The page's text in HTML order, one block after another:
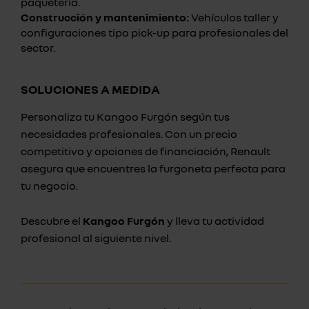
Construcción y mantenimiento: Vehículos taller y
configuraciones tipo pick-up para profesionales del
sector.
SOLUCIONES A MEDIDA
Personaliza tu Kangoo Furgón según tus
necesidades profesionales. Con un precio
competitivo y opciones de financiación, Renault
asegura que encuentres la furgoneta perfecta para
tu negocio.
Descubre el Kangoo Furgón y lleva tu actividad
profesional al siguiente nivel.